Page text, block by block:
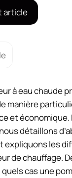
article
à eau chaude
manière
et économique.
détaillons
les
de chauffage.
cas une